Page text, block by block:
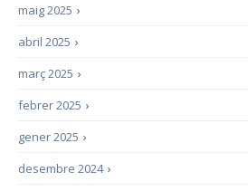
›
maig 2025
›
abril 2025
›
març 2025
›
febrer 2025
›
gener 2025
›
desembre 2024